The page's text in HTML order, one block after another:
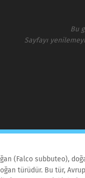
Bu
Sayfayı
(Falco subbuteo),
türüdür. Bu tür,